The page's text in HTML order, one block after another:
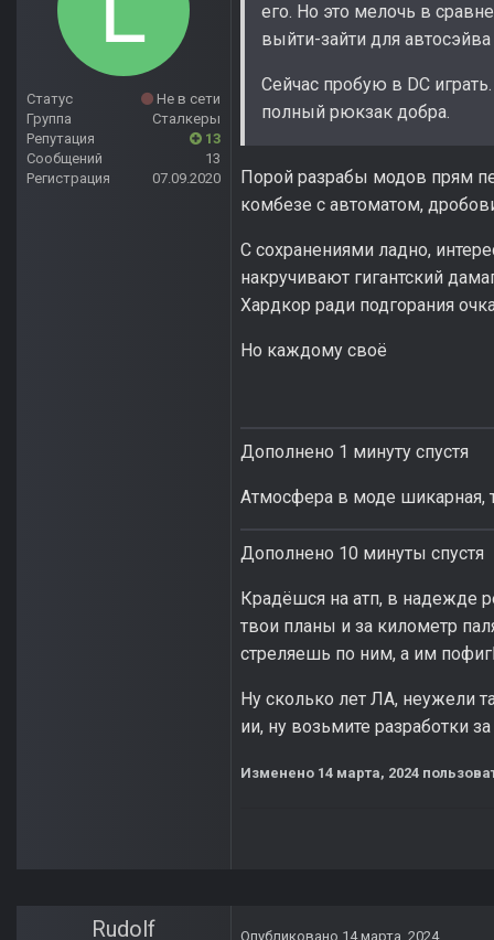
Статус
Не в сети
Группа
Сталкеры
Репутация
13
Сообщений
13
Регистрация
07.09.2020
его. Но это мелочь в
выйти-зайти для
Сейчас пробую в DC
полный рюкзак добра.
Порой разрабы модов прям
комбезе с автоматом,
С сохранениями ладно,
накручивают гигантский
Хардкор ради подгорания
Но каждому своё
Дополнено 1 минуту спустя
Атмосфера в моде шикарная,
Дополнено 10 минуты спустя
Крадёшся на атп, в надежде
твои планы и за километр
стреляешь по ним, а им пофиг
Ну сколько лет ЛА, неужели
ии, ну возьмите разработки
Изменено 14 марта, 2024
Rudolf Опубликовано 14 марта, 2024